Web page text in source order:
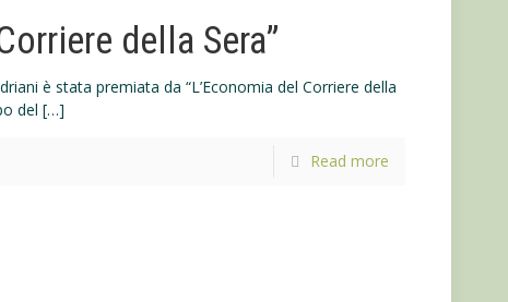
della Sera”
è stata premiata da “L’Economia del Corriere della
del […]
Read more